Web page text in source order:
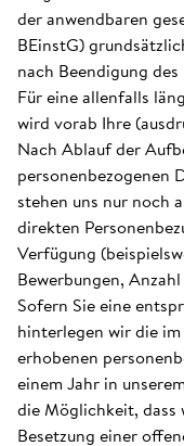
der anwendbaren
BEinstG)
nach Beendigung
Für eine allenfalls
wird vorab Ihre
Nach Ablauf der
personenbezogenen
stehen uns nur noch
direkten
Verfügung
Bewerbungen,
Sofern Sie eine
hinterlegen wir die im
erhobenen
einem Jahr in
die Möglichkeit, dass
Besetzung einer